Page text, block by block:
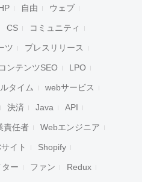
自由 ウェブ
CS コミュニティ
ツ プレスリリース
コンテンツSEO LPO
タイム webサービス
決済 Java API
責任者 Webエンジニア
イト Shopify
ー ファン Redux